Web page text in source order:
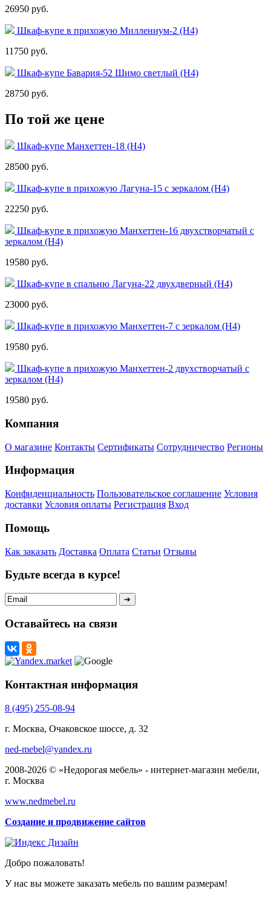
26950 руб.
Шкаф-купе в прихожую Миллениум-2 (Н4)
11750 руб.
Шкаф-купе Бавария-52 Шимо светлый (Н4)
28750 руб.
По той же цене
Шкаф-купе Манхеттен-18 (Н4)
28500 руб.
Шкаф-купе в прихожую Лагуна-15 с зеркалом (Н4)
22250 руб.
Шкаф-купе в прихожую Манхеттен-16 двухстворчатый с
зеркалом (Н4)
19580 руб.
Шкаф-купе в спальню Лагуна-22 двухдверный (Н4)
23000 руб.
Шкаф-купе в прихожую Манхеттен-7 с зеркалом (Н4)
19580 руб.
Шкаф-купе в прихожую Манхеттен-2 двухстворчатый с
зеркалом (Н4)
19580 руб.
Компания
О магазине Контакты Сертификаты Сотрудничество Регионы
Информация
Конфиденциальность Пользовательское соглашение Условия
доставки Условия оплаты Регистрация Вход
Помощь
Как заказать Доставка Оплата Статьи Отзывы
Будьте всегда в курсе!
Оставайтесь на связи
Контактная информация
8 (495) 255-08-94
г. Москва, Очаковское шоссе, д. 32
ned-mebel@yandex.ru
2008-2026 © «Недорогая мебель» - интернет-магазин мебели,
г. Москва
www.nedmebel.ru
Создание и продвижение сайтов
Добро пожаловать!
У нас вы можете заказать мебель по вашим размерам!